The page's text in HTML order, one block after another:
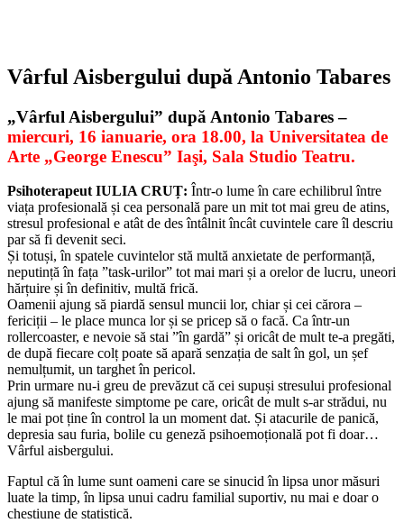
Vârful Aisbergului după Antonio Tabares
„Vârful Aisbergului” după Antonio Tabares –
miercuri, 16 ianuarie, ora 18.00, la Universitatea de
Arte „George Enescu” Iaşi, Sala Studio Teatru.
Psihoterapeut IULIA CRUȚ: Într-o lume în care echilibrul între
viața profesională și cea personală pare un mit tot mai greu de atins,
stresul profesional e atât de des întâlnit încât cuvintele care îl descriu
par să fi devenit seci.
Și totuși, în spatele cuvintelor stă multă anxietate de performanță,
neputință în fața ”task-urilor” tot mai mari și a orelor de lucru, uneori
hărțuire și în definitiv, multă frică.
Oamenii ajung să piardă sensul muncii lor, chiar și cei cărora –
fericiții – le place munca lor și se pricep să o facă. Ca într-un
rollercoaster, e nevoie să stai ”în gardă” și oricât de mult te-a pregăti,
de după fiecare colț poate să apară senzația de salt în gol, un șef
nemulțumit, un targhet în pericol.
Prin urmare nu-i greu de prevăzut că cei supuși stresului profesional
ajung să manifeste simptome pe care, oricât de mult s-ar strădui, nu
le mai pot ține în control la un moment dat. Și atacurile de panică,
depresia sau furia, bolile cu geneză psihoemoțională pot fi doar…
Vârful aisbergului.
Faptul că în lume sunt oameni care se sinucid în lipsa unor măsuri
luate la timp, în lipsa unui cadru familial suportiv, nu mai e doar o
chestiune de statistică.